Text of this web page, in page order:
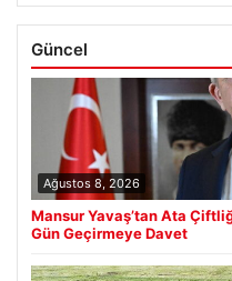
Güncel
Ağustos 8, 2026
Mansur Yavaş’tan Ata
Gün Geçirmeye Davet